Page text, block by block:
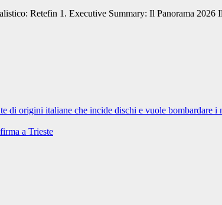
Retefin 1. Executive Summary: Il Panorama
di origini italiane che incide dischi e vuole bombardare i
a Trieste